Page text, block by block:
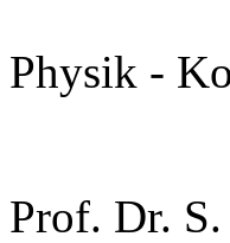
Physik -
Prof. Dr.